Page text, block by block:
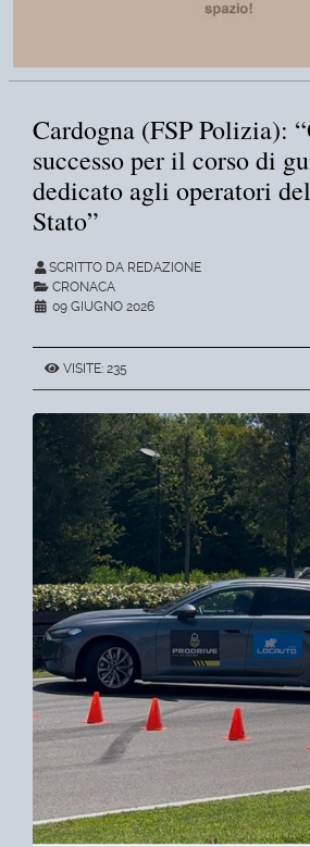
Cardogna (FSP Polizia):
successo per il corso di
dedicato agli operatori
Stato”
SCRITTO DA REDAZIONE
CRONACA
09 GIUGNO 2026
VISITE: 235